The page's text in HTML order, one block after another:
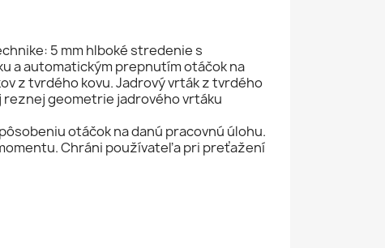
5 mm hlboké stredenie s
a automatickým prepnutím otáčok na
z tvrdého kovu. Jadrový vrták z tvrdého
reznej geometrie jadrového vrtáku
otáčok na danú pracovnú úlohu.
Chráni používateľa pri preťažení